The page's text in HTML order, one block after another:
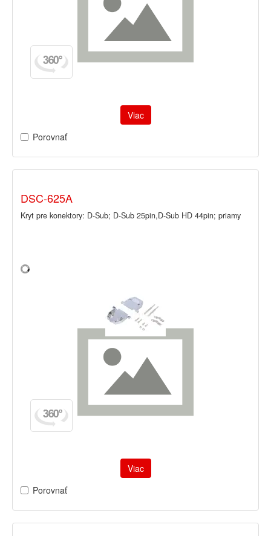
Viac
Porovnať
DSC-625A
Kryt pre konektory: D-Sub; D-Sub 25pin,D-Sub HD 44pin; priamy
Viac
Porovnať